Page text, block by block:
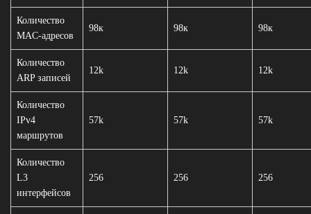
Количество
MAC-адресов
98к 98к 98к
Количество
ARP записей
12k 12k 12k
Количество
IPv4
маршрутов
57k 57k 57k
Количество
L3
интерфейсов
256 256 256